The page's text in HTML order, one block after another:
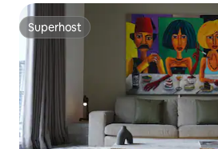
Superhost
Superhost